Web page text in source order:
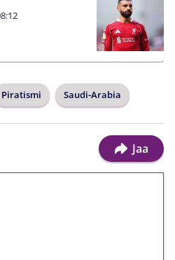
Piratismi Saudi-Arabia
Jaa